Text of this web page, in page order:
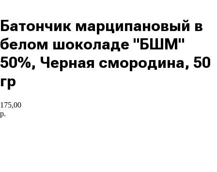
Батончик марципановый в
белом шоколаде "БШМ"
50%, Черная смородина, 50
гр
175,00
р.